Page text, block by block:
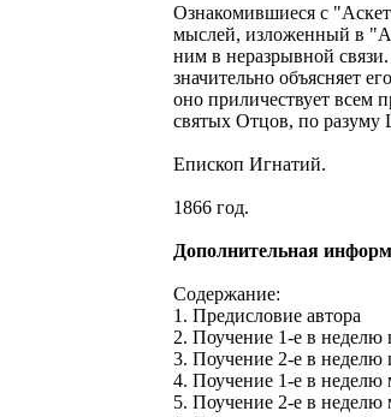
Ознакомившиеся с
мыслей, изложенный в
ним в неразрывной
значительно объясняет
оно приличествует всем
святых Отцов, по разуму
Епископ Игнатий.
1866 год.
Дополнительная
Содержание:
1. Предисловие автора
2. Поучение 1-е в
3. Поучение 2-е в
4. Поучение 1-е в неделю
5. Поучение 2-е в